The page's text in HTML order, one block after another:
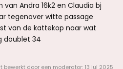
van Andra 16k2 en Claudia bj
tegenover witte passage
van de kattekop naar wat
doublet 34
bewerkt door een moderator: 13 jul 2025